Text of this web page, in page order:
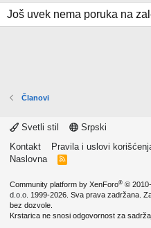
Još uvek nema poruka na
Članovi
Svetli stil
Srpski
Kontakt
Pravila i uslovi
Naslovna
R
Community platform by XenForo® ©
d.o.o. 1999-2026. Sva prava zadržana.
bez dozvole.
Krstarica ne snosi odgovornost za